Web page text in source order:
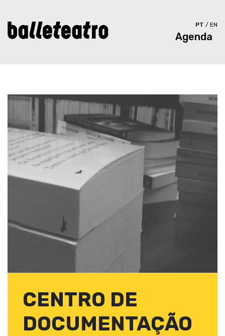
PT / EN
Agenda
CENTRO DE
DOCUMENTAÇÃO